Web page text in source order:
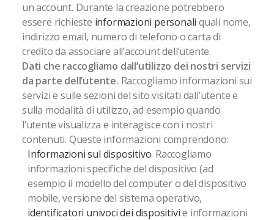
un account. Durante la creazione potrebbero
essere richieste informazioni personali quali nome,
indirizzo email, numero di telefono o carta di
credito da associare all’account dell’utente.
Dati che raccogliamo dall’utilizzo dei nostri servizi
da parte dell’utente. Raccogliamo informazioni sui
servizi e sulle sezioni del sito visitati dall’utente e
sulla modalità di utilizzo, ad esempio quando
l’utente visualizza e interagisce con i nostri
contenuti. Queste informazioni comprendono:
Informazionisul dispositivo. Raccogliamo
informazioni specifiche del dispositivo (ad
esempio il modello del computer o del dispositivo
mobile, versione del sistema operativo,
identificatori univoci dei dispositivie informazioni